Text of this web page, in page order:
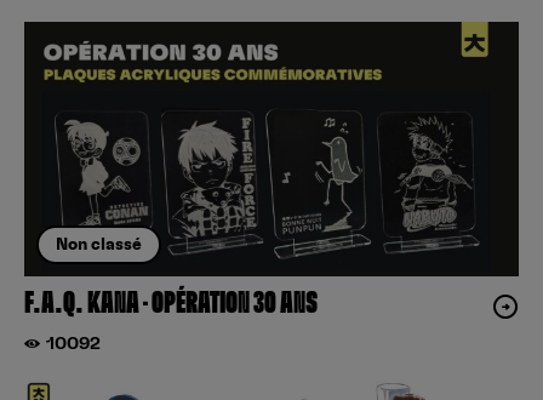
Non classé
F.A.Q. KANA – OPÉRATION 30 ANS
10092